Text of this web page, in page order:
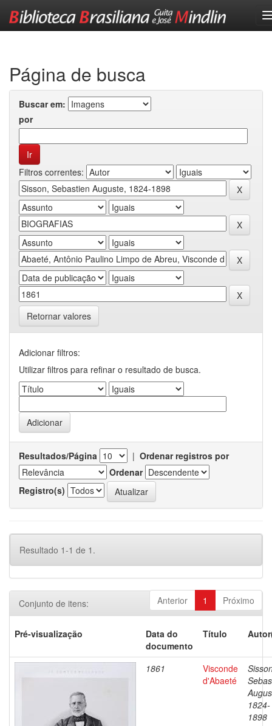
Página de busca
Buscar em:
por
Filtros correntes:
Retornar valores
Adicionar filtros:
Utilizar filtros para refinar o resultado de busca.
Resultados/Página | Ordenar registros por
Ordenar
Registro(s)
Resultado 1-1 de 1.
Anterior 1 Próximo
Conjunto de itens:
Pré-visualização
Data do
documento
Título
1861
Visconde
d'Abaeté
1824-
1898